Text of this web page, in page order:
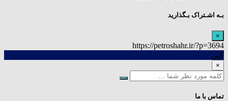
بـه اشـتراک بـگذارید
×
https://petroshahr.ir/?p=3694
کپی
×
تماس با ما